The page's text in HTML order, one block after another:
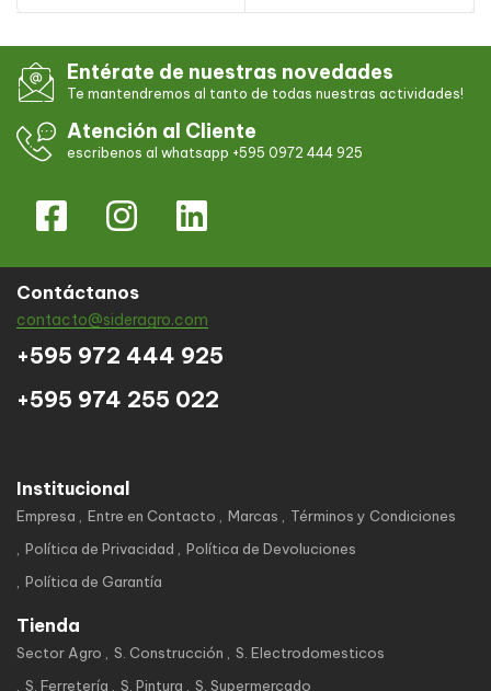
Entérate de nuestras novedades
Te mantendremos al tanto de todas nuestras actividades!
Atención al Cliente
escribenos al whatsapp +595 0972 444 925
Contáctanos
contacto@sideragro.com
+595 972 444 925
+595 974 255 022
Institucional
Empresa Entre en Contacto Marcas
Términos y Condiciones
Política de Privacidad
Política de Devoluciones
Política de Garantía
Tienda
Sector Agro S. Construcción
S. Electrodomesticos
S. Ferretería
S. Pintura S. Supermercado